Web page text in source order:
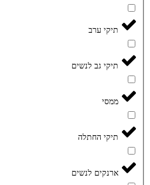
תיקי ערב
תיקי גב לנשים
ממסי
תיקי החתלה
ארנקים לנשים